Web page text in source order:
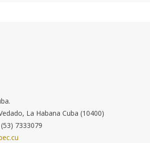
La Habana Cuba (10400)
7333079